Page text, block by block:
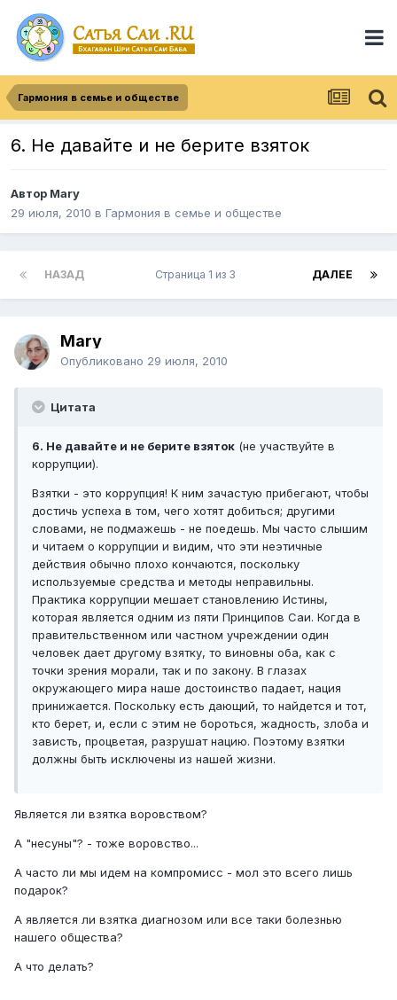
Гармония в семье и обществе
6. Не давайте и не берите взяток
Автор Mary
29 июля, 2010 в Гармония в семье и обществе
НАЗАД ДАЛЕЕ
Страница 1 из 3
Mary
Опубликовано 29 июля, 2010
Цитата
6. Не давайте и не берите взяток (не участвуйте в
коррупции).
Взятки - это коррупция! К ним зачастую прибегают, чтобы
достичь успеха в том, чего хотят добиться; другими
словами, не подмажешь - не поедешь. Мы часто слышим
и читаем о коррупции и видим, что эти неэтичные
действия обычно плохо кончаются, поскольку
используемые средства и методы неправильны.
Практика коррупции мешает становлению Истины,
которая является одним из пяти Принципов Саи. Когда в
правительственном или частном учреждении один
человек дает другому взятку, то виновны оба, как с
точки зрения морали, так и по закону. В глазах
окружающего мира наше достоинство падает, нация
принижается. Поскольку есть дающий, то найдется и тот,
кто берет, и, если с этим не бороться, жадность, злоба и
зависть, процветая, разрушат нацию. Поэтому взятки
должны быть исключены из нашей жизни.
Является ли взятка воровством?
А "несуны"? - тоже воровство...
А часто ли мы идем на компромисс - мол это всего лишь
подарок?
А является ли взятка диагнозом или все таки болезнью
нашего общества?
А что делать?